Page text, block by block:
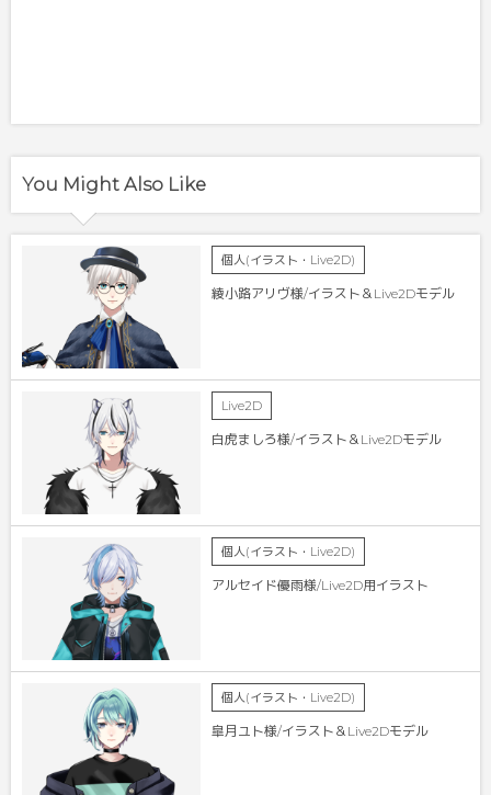
You Might Also Like
個人(イラスト・Live2D)
綾小路アリヴ様/イラスト＆Live2Dモデル
Live2D
白虎ましろ様/イラスト＆Live2Dモデル
個人(イラスト・Live2D)
アルセイド優雨様/Live2D用イラスト
個人(イラスト・Live2D)
皐月ユト様/イラスト＆Live2Dモデル